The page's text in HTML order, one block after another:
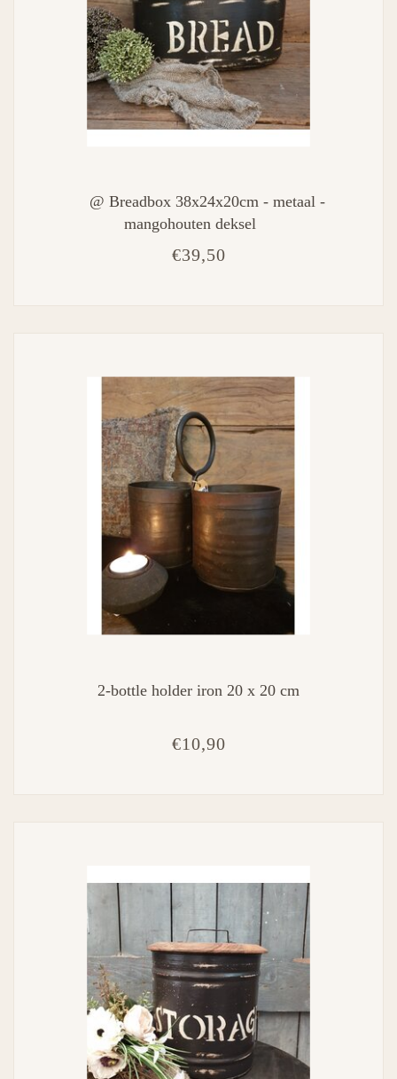
@ Breadbox 38x24x20cm - metaal -
mangohouten deksel
€39,50
2-bottle holder iron 20 x 20 cm
€10,90